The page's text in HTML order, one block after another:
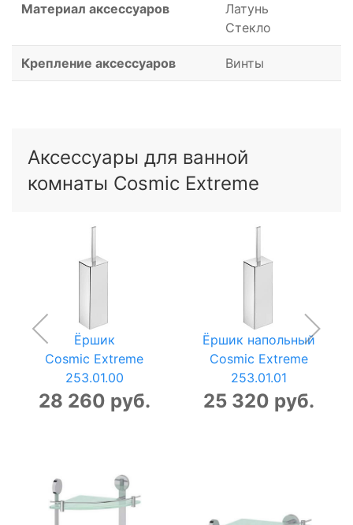
Материал аксессуаров
Латунь
Стекло
Крепление аксессуаров Винты
Аксессуары для ванной
комнаты Cosmic Extreme
Ёршик
Cosmic Extreme
253.01.00
28 260 руб.
Ёршик напольный
Cosmic Extreme
253.01.01
25 320 руб.